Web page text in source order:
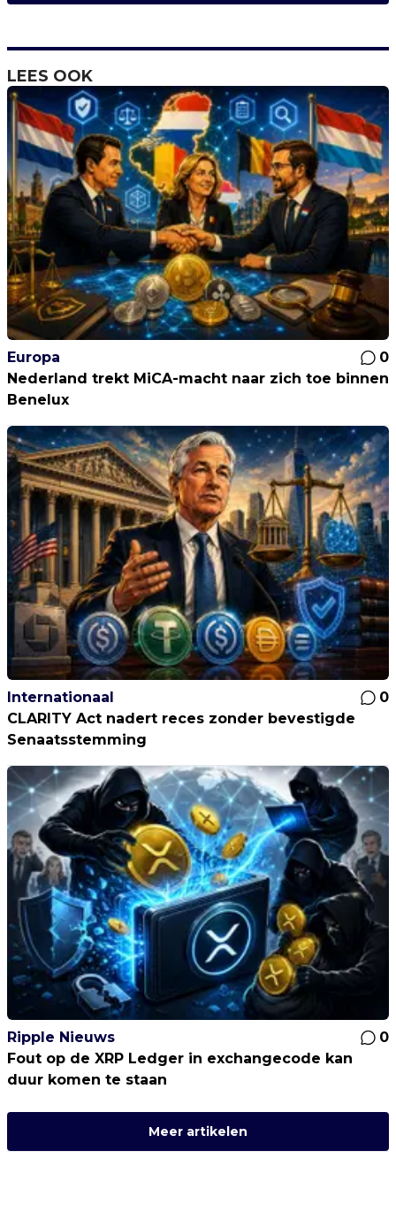
LEES OOK
Europa
0
Nederland trekt MiCA-macht naar zich toe binnen
Benelux
Internationaal
0
CLARITY Act nadert reces zonder bevestigde
Senaatsstemming
Ripple Nieuws
0
Fout op de XRP Ledger in exchangecode kan
duur komen te staan
Meer artikelen